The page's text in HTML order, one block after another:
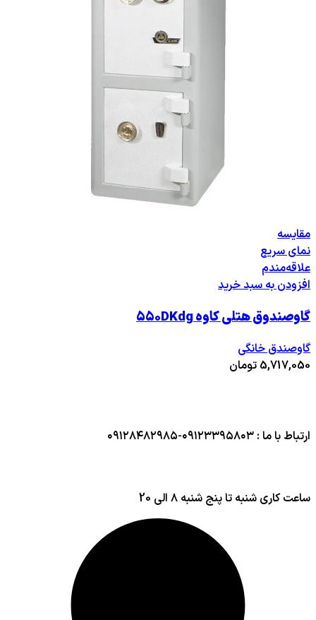
مقایسه
نمای سریع
علاقه‌مندم
افزودن به سبد خرید
گاوصندوق هتلی کاوه ۵۵۰DKdg
گاوصندق خانگی
5,717,050 تومان
ارتباط با ما : ۰۹۱۲۳۳۹۵۸۰۳-۰۹۱۲۸۴۸۲۹۸۵
ساعت کاری شنبه تا پنج شنبه ۸ الی 20